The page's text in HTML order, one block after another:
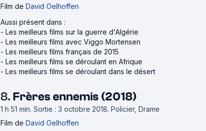
Film de David Oelhoffen
Aussi présent dans :
- Les meilleurs films sur la guerre d'Algérie
- Les meilleurs films avec Viggo Mortensen
- Les meilleurs films français de 2015
- Les meilleurs films se déroulant en Afrique
- Les meilleurs films se déroulant dans le désert
8. Frères ennemis (2018)
1 h 51 min. Sortie : 3 octobre 2018. Policier, Drame
Film de David Oelhoffen